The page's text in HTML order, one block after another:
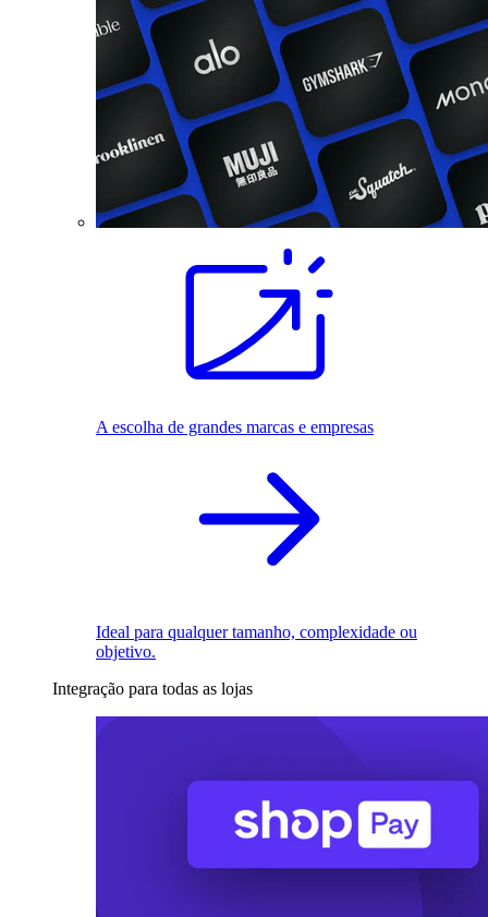
A escolha de grandes marcas e empresas
Ideal para qualquer tamanho, complexidade ou
objetivo.
Integração para todas as lojas